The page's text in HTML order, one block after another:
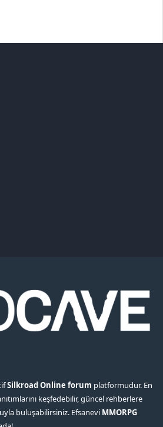
Silkroad Online forum platformudur. En
keşfedebilir, güncel rehberlere
buluşabilirsiniz. Efsanevi MMORPG